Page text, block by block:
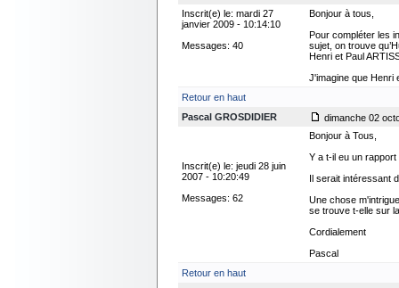
Inscrit(e) le: mardi 27
janvier 2009 - 10:14:10
Messages: 40
Bonjour à tous,
Pour compléter les
sujet, on trouve
Henri et Paul
J'imagine que Henri
Retour en haut
Pascal GROSDIDIER
dimanche 02
Inscrit(e) le: jeudi 28 juin
2007 - 10:20:49
Messages: 62
Bonjour à Tous,
Y a t-il eu un
Il serait intéressant
Une chose
se trouve t-elle sur
Cordialement
Pascal
Retour en haut